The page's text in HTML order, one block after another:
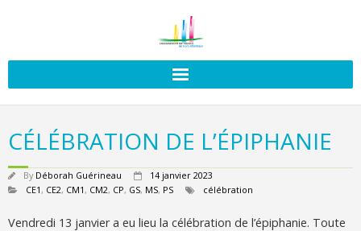
CÉLÉBRATION DE L’ÉPIPHANIE
By Déborah Guérineau
14 janvier 2023
CE1, CE2, CM1, CM2, CP, GS, MS, PS célébration
Vendredi 13 janvier a eu lieu la célébration de l’épiphanie. Toute